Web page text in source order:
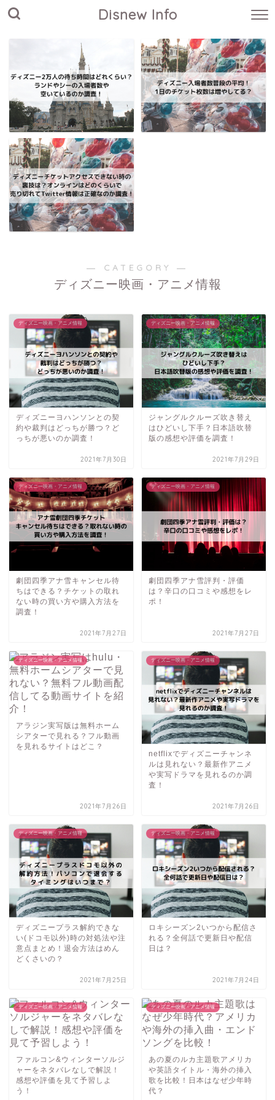
Disnew Info
― CATEGORY ―
ディズニー映画・アニメ情報
ディズニー映画・アニメ情報
ディズニーヨハンソンとの契
約や裁判はどっちが勝つ？ど
っちが悪いのか調査！
2021年7月30日
ディズニー映画・アニメ情報
ジャングルクルーズ吹き替え
はひどいし下手？日本語吹替
版の感想や評価を調査！
2021年7月29日
ディズニー映画・アニメ情報
劇団四季アナ雪キャンセル待
ちはできる？チケットの取れ
ない時の買い方や購入方法を
調査！
2021年7月27日
ディズニー映画・アニメ情報
劇団四季アナ雪評判・評価
は？辛口の口コミや感想をレ
ポ！
2021年7月27日
ディズニー映画・アニメ情報
アラジン実写版は無料ホーム
シアターで見れる？フル動画
を見れるサイトはどこ？
2021年7月26日
ディズニー映画・アニメ情報
netflixでディズニーチャンネ
ルは見れない？最新作アニメ
や実写ドラマを見れるのか調
査！
2021年7月26日
ディズニー映画・アニメ情報
ディズニープラス解約できな
い(ドコモ以外)時の対処法や注
意点まとめ！退会方法はめん
どくさいの？
2021年7月25日
ディズニー映画・アニメ情報
ロキシーズン2いつから配信さ
れる？全何話で更新日や配信
日は？
2021年7月24日
ディズニー映画・アニメ情報
ファルコン&ウィンターソルジ
ャーをネタバレなしで解説！
感想や評価を見て予習しよ
う！
ディズニー映画・アニメ情報
あの夏のルカ主題歌アメリカ
や英語タイトル・海外の挿入
歌を比較！日本はなぜ少年時
代？